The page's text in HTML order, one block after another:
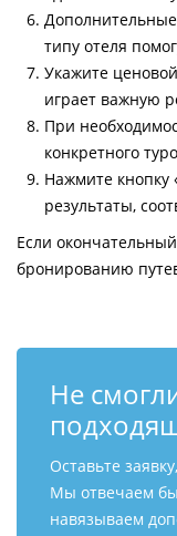
типу отеля
Укажите
играет важную
При
конкретного
Нажмите кнопку
результаты,
Если
бронированию
Не
Оставьте
Мы отвечаем
навязываем